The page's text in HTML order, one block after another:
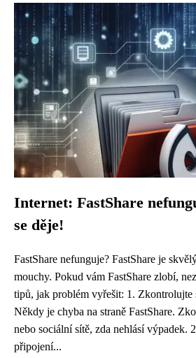
Internet: FastShare
se děje!
FastShare nefunguje? FastShare je
mouchy. Pokud vám FastShare zlobí,
tipů, jak problém vyřešit: 1. Zkontrolujte
Někdy je chyba na straně FastShare.
nebo sociální sítě, zda nehlásí výpadek.
připojení...